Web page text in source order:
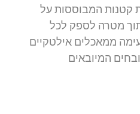
המבוססות על
מטרה לספק לכל
ממאכלים אילטקיים
המיובאים